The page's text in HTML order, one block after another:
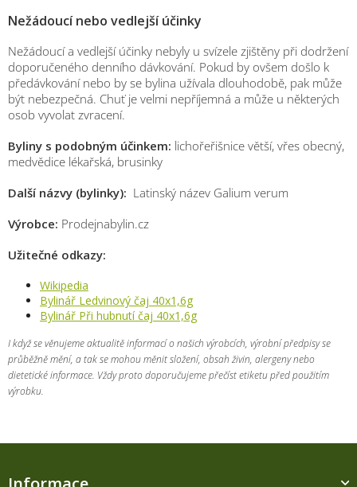
Nežádoucí nebo vedlejší účinky
Nežádoucí a vedlejší účinky nebyly u svízele zjištěny při dodržení
doporučeného denního dávkování. Pokud by ovšem došlo k
předávkování nebo by se bylina užívala dlouhodobě, pak může
být nebezpečná. Chuť je velmi nepříjemná a může u některých
osob vyvolat zvracení.
Byliny s podobným účinkem: lichořeřišnice větší, vřes obecný,
medvědice lékařská, brusinky
Další názvy (bylinky): Latinský název Galium verum
Výrobce: Prodejnabylin.cz
Užitečné odkazy:
Wikipedia
Bylinář Ledvinový čaj 40x1,6g
Bylinář Při hubnutí čaj 40x1,6g
I když se věnujeme aktualitě informací o našich výrobcích, výrobní předpisy se
průběžně mění, a tak se mohou měnit složení, obsah živin, alergeny nebo
dietetické informace. Vždy proto doporučujeme přečíst etiketu před použitím
výrobku.
Z